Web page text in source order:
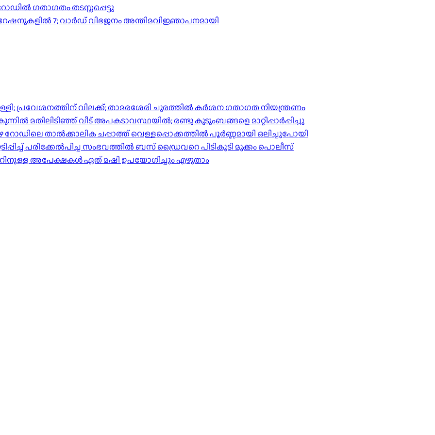
ഗതാഗതം തടസ്സപ്പെട്ടു
7; വാർഡ് വിഭജനം അന്തിമവിജ്ഞാപനമായി
പ്രവേശനത്തിന് വിലക്ക്; താമരശേരി ചുരത്തില്‍ കര്‍ശന ഗതാഗത നിയന്ത്രണം
മതിലിടിഞ്ഞ് വീട് അപകടാവസ്ഥയിൽ; രണ്ടു കുടുംബങ്ങളെ മാറ്റിപ്പാർപ്പിച്ചു
താൽക്കാലിക ചപ്പാത്ത് വെള്ളപ്പൊക്കത്തിൽ പൂർണ്ണമായി ഒലിച്ചുപോയി
പരിക്കേൽപിച്ച സംഭവത്തിൽ ബസ് ഡ്രൈവറെ പിടികൂടി മുക്കം പൊലീസ്
അപേക്ഷകൾ ഏത് മഷി ഉപയോഗിച്ചും എഴുതാം